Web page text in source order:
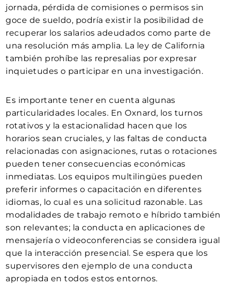
jornada, pérdida de comisiones o permisos sin
goce de sueldo, podría existir la posibilidad de
recuperar los salarios adeudados como parte de
una resolución más amplia. La ley de California
también prohíbe las represalias por expresar
inquietudes o participar en una investigación.
Es importante tener en cuenta algunas
particularidades locales. En Oxnard, los turnos
rotativos y la estacionalidad hacen que los
horarios sean cruciales, y las faltas de conducta
relacionadas con asignaciones, rutas o rotaciones
pueden tener consecuencias económicas
inmediatas. Los equipos multilingües pueden
preferir informes o capacitación en diferentes
idiomas, lo cual es una solicitud razonable. Las
modalidades de trabajo remoto e híbrido también
son relevantes; la conducta en aplicaciones de
mensajería o videoconferencias se considera igual
que la interacción presencial. Se espera que los
supervisores den ejemplo de una conducta
apropiada en todos estos entornos.